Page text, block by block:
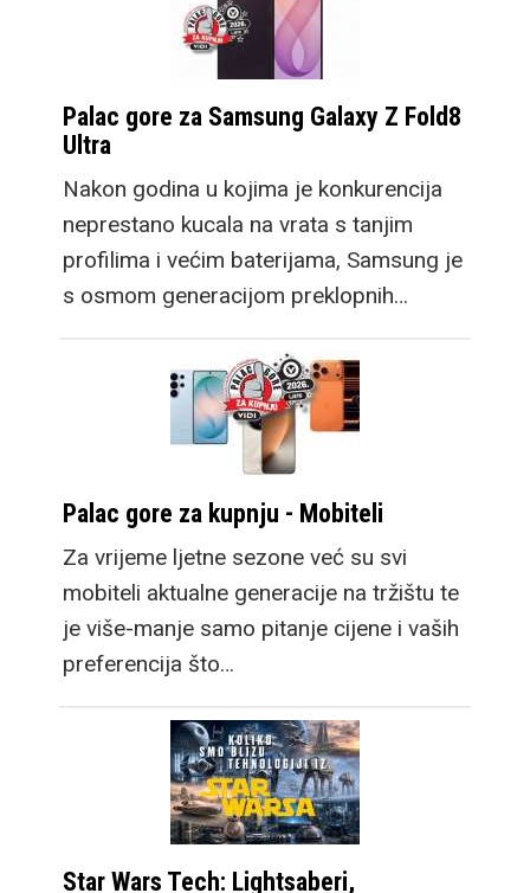
Palac gore za Samsung Galaxy Z Fold8
Ultra
Nakon godina u kojima je konkurencija
neprestano kucala na vrata s tanjim
profilima i većim baterijama, Samsung je
s osmom generacijom preklopnih…
Palac gore za kupnju - Mobiteli
Za vrijeme ljetne sezone već su svi
mobiteli aktualne generacije na tržištu te
je više-manje samo pitanje cijene i vaših
preferencija što…
Star Wars Tech: Lightsaberi,